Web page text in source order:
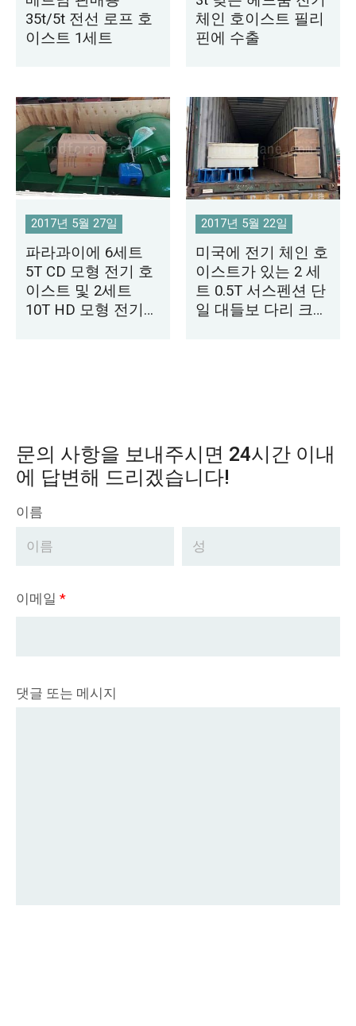
35t/5t 전선 로프 호
이스트 1세트
체인 호이스트 필리
핀에 수출
2017년 5월 27일
파라과이에 6세트
5T CD 모형 전기 호
이스트 및 2세트
10T HD 모형 전기
2017년 5월 22일
미국에 전기 체인 호
이스트가 있는 2 세
트 0.5T 서스펜션 단
일 대들보 다리 크레
문의 사항을 보내주시면 24시간 이내
에 답변해 드리겠습니다!
이름
이메일 *
댓글 또는 메시지